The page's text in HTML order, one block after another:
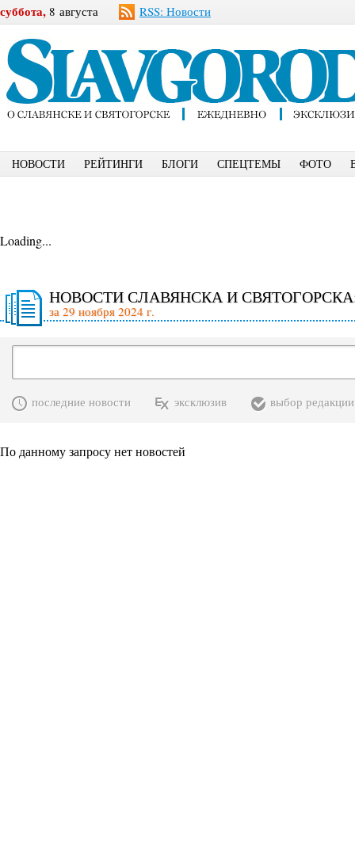
суббота, 8 августа RSS: Новости
НОВОСТИ РЕЙТИНГИ БЛОГИ СПЕЦТЕМЫ ФОТО
Loading...
НОВОСТИ СЛАВЯНСКА И
за 29 ноября 2024 г.
последние новости эксклюзив выбор редакции
По данному запросу нет новостей